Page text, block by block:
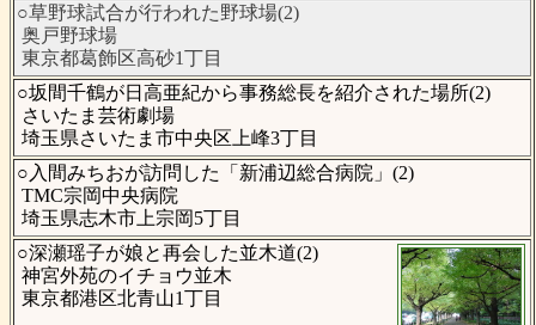
○草野球試合が行われた野球場(2)
奥戸野球場
東京都葛飾区高砂1丁目
○坂間千鶴が日高亜紀から事務総長を紹介された場所(2)
さいたま芸術劇場
埼玉県さいたま市中央区上峰3丁目
○入間みちおが訪問した「新浦辺総合病院」(2)
TMC宗岡中央病院
埼玉県志木市上宗岡5丁目
○深瀬瑶子が娘と再会した並木道(2)
神宮外苑のイチョウ並木
東京都港区北青山1丁目